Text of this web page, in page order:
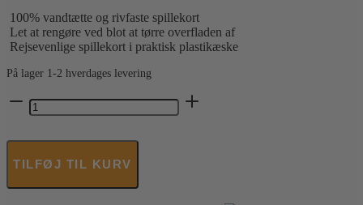
100% vandtætte og rivfaste spillekort
Let at rengøre ved blot at tørre overfladen af
Rejsevenlige spillekort i praktisk plastikæske
På lager 1-2 hverdages levering
Go
Travel
Vandtætte
antal
TILFØJ TIL KURV